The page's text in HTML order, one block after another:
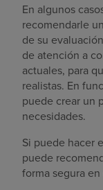
En algunos
recomendarle
de su
de atención a
actuales, para
realistas. En
puede crear un
necesidades.
Si puede hacer
puede
forma segura